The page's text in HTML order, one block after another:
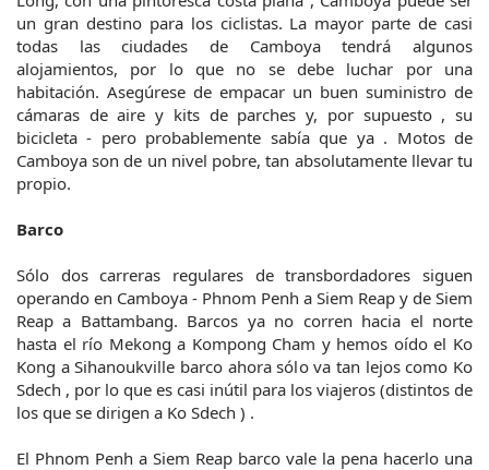
un gran destino para los ciclistas. La mayor parte de casi
todas las ciudades de Camboya tendrá algunos
alojamientos, por lo que no se debe luchar por una
habitación. Asegúrese de empacar un buen suministro de
cámaras de aire y kits de parches y, por supuesto , su
bicicleta - pero probablemente sabía que ya . Motos de
Camboya son de un nivel pobre, tan absolutamente llevar tu
propio.
Barco
Sólo dos carreras regulares de transbordadores siguen
operando en Camboya - Phnom Penh a Siem Reap y de Siem
Reap a Battambang. Barcos ya no corren hacia el norte
hasta el río Mekong a Kompong Cham y hemos oído el Ko
Kong a Sihanoukville barco ahora sólo va tan lejos como Ko
Sdech , por lo que es casi inútil para los viajeros (distintos de
los que se dirigen a Ko Sdech ) .
El Phnom Penh a Siem Reap barco vale la pena hacerlo una